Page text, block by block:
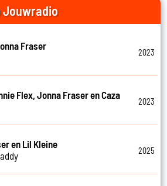
Jouwradio
Fraser
2023
Flex, Jonna Fraser en Caza
2023
en Lil Kleine
2025